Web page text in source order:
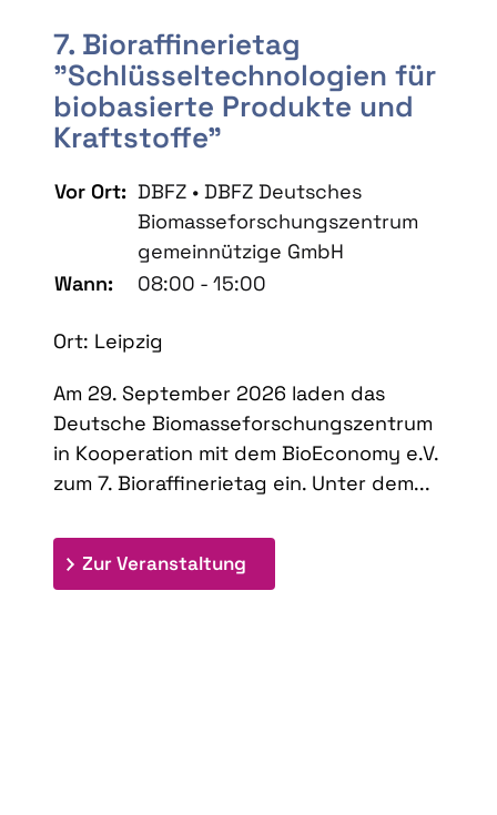
7. Bioraffinerietag
"Schlüsseltechnologien für
biobasierte Produkte und
Kraftstoffe"
Vor Ort: DBFZ • DBFZ Deutsches
Biomasseforschungszentrum
gemeinnützige GmbH
Wann:
08:00 - 15:00
Ort: Leipzig
Am 29. September 2026 laden das
Deutsche Biomasseforschungszentrum
in Kooperation mit dem BioEconomy e.V.
zum 7. Bioraffinerietag ein. Unter dem...
Zur Veranstaltung